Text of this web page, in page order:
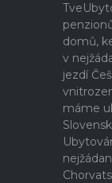
domů,
v
jezdí
máme